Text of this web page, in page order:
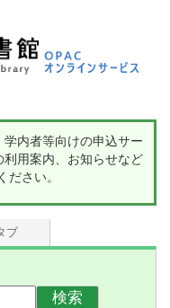
内者等向けの申込サー
用案内、お知らせなど
ださい。
ブ
検索